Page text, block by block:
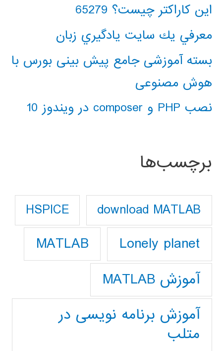
این کاراکتر چیست؟ 65279
معرفي يك سايت يادگيري زبان
بسته آموزشی جامع پیش بینی بورس با
هوش مصنوعی
نصب PHP و composer در ویندوز 10
برچسب‌ها
download MATLAB
HSPICE
Lonely planet
MATLAB
آموزش MATLAB
آموزش برنامه نویسی در
متلب